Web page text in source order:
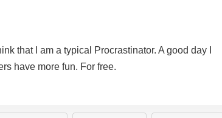
that I am a typical Procrastinator. A good day I
have more fun. For free.